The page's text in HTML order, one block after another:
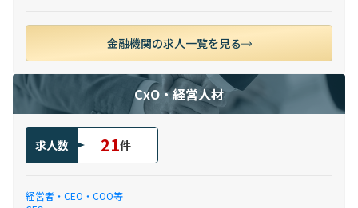
金融機関の求人一覧を見る
CxO・経営人材
求人数 21件
経営者・CEO・COO等